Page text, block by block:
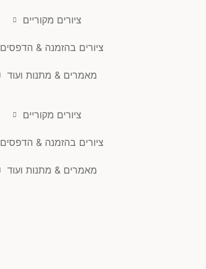
ציורים מקוריים
ציורים בהזמנה & הדפסים
מאמרים & מתנות ועוד
ציורים מקוריים
ציורים בהזמנה & הדפסים
מאמרים & מתנות ועוד